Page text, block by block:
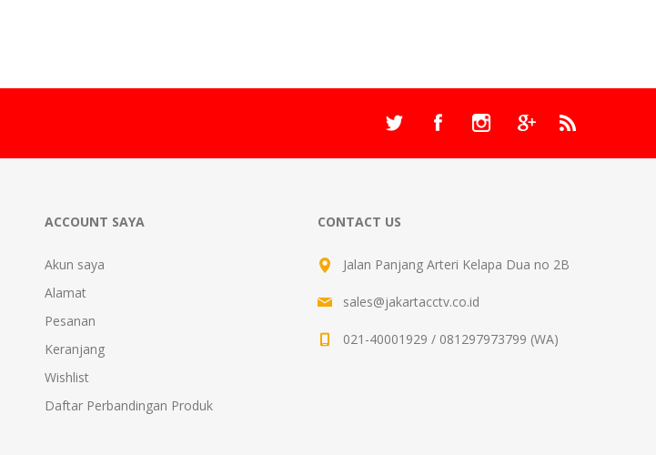
ACCOUNT SAYA
Akun saya
Alamat
Pesanan
Keranjang
Wishlist
Daftar Perbandingan Produk
CONTACT US
Jalan Panjang Arteri Kelapa Dua no 2B
sales@jakartacctv.co.id
021-40001929 / 081297973799 (WA)